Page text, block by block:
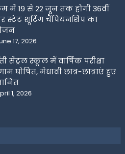
में 19 से 22 जून तक होगी 36वीं
स्टेट शूटिंग चैंपियनशिप का
17, 2026
सेंट्रल स्कूल में वार्षिक परीक्षा
घोषित, मेधावी छात्र-छात्राएं हुए
1, 2026